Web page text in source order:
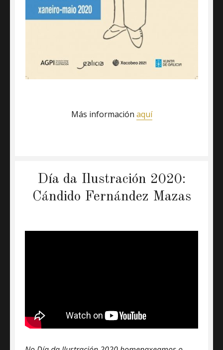
Más información aquí
Día da Ilustración 2020:
Cándido Fernández Mazas